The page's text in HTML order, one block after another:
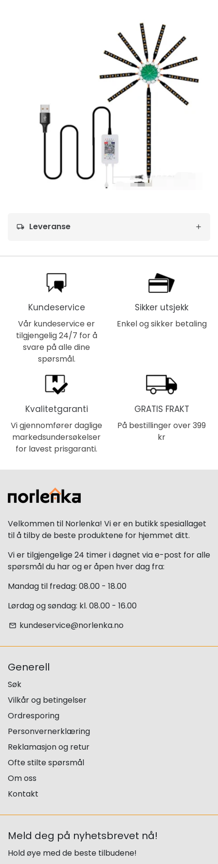
local_shipping Leveranse
Kundeservice
Vår kundeservice er
tilgjengelig 24/7 for å
svare på alle dine
spørsmål.
Sikker utsjekk
Enkel og sikker betaling
Kvalitetgaranti
Vi gjennomfører daglige
markedsundersøkelser
for lavest prisgaranti.
GRATIS FRAKT
På bestillinger over 399
kr
Velkommen til Norlenka! Vi er en butikk spesiallaget
til å tilby de beste produktene for hjemmet ditt.
Vi er tilgjengelige 24 timer i døgnet via e-post for alle
spørsmål du har og er åpen hver dag fra:
Mandag til fredag: 08.00 - 18.00
Lørdag og søndag: kl. 08.00 - 16.00
email kundeservice@norlenka.no
Generell
Søk
Vilkår og betingelser
Ordresporing
Personvernerklæring
Reklamasjon og retur
Ofte stilte spørsmål
Om oss
Kontakt
Meld deg på nyhetsbrevet nå!
Hold øye med de beste tilbudene!